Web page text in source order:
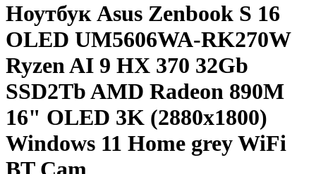
Ноутбук Asus Zenbook S 16
OLED UM5606WA-RK270W
Ryzen AI 9 HX 370 32Gb
SSD2Tb AMD Radeon 890M
16" OLED 3K (2880x1800)
Windows 11 Home grey WiFi